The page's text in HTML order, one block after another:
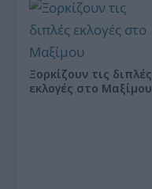
Ξορκίζουν τις διπλές
εκλογές στο Μαξίμου